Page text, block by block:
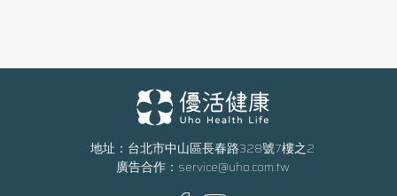
地址：台北市中山區長春路328號7樓之2
廣告合作： service@uho.com.tw